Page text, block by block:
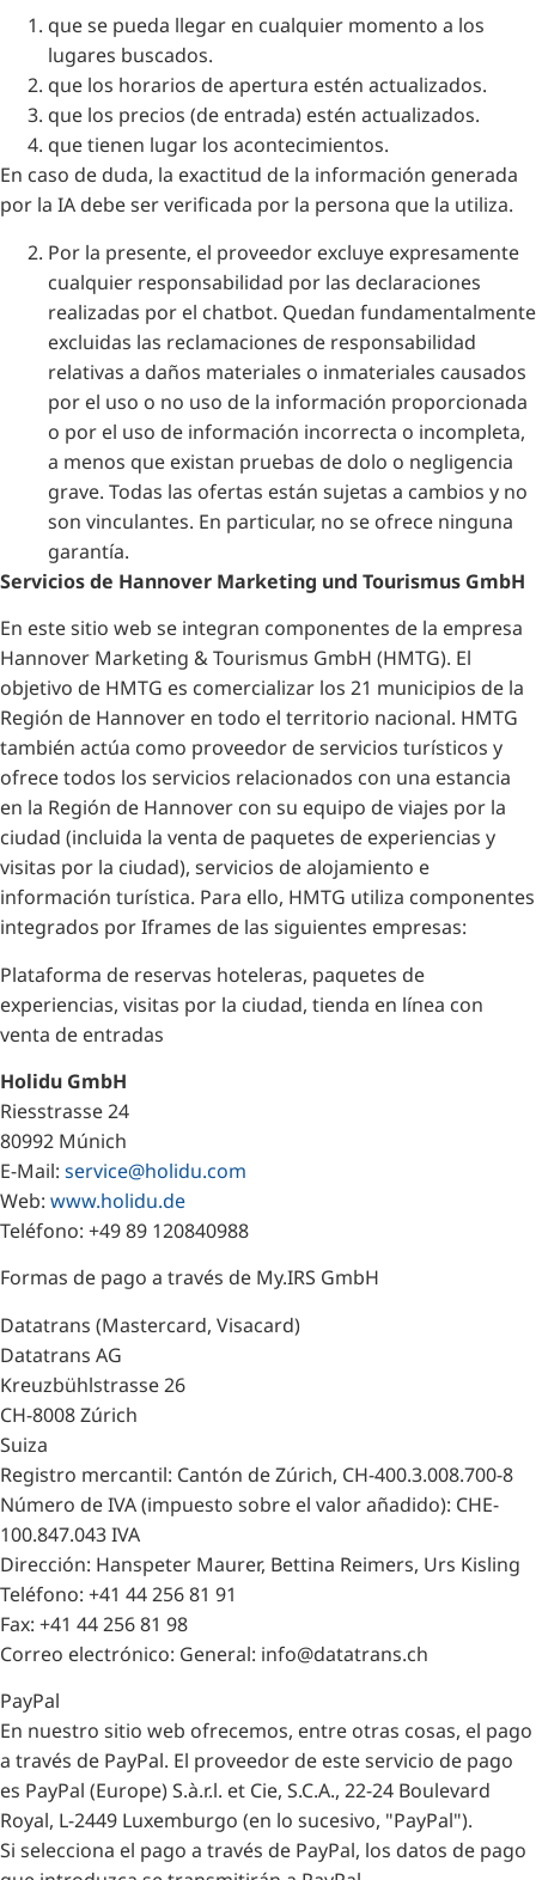
que se pueda llegar en cualquier momento a los
lugares buscados.
que los horarios de apertura estén actualizados.
que los precios (de entrada) estén actualizados.
que tienen lugar los acontecimientos.
En caso de duda, la exactitud de la información generada
por la IA debe ser verificada por la persona que la utiliza.
Por la presente, el proveedor excluye expresamente
cualquier responsabilidad por las declaraciones
realizadas por el chatbot. Quedan fundamentalmente
excluidas las reclamaciones de responsabilidad
relativas a daños materiales o inmateriales causados
por el uso o no uso de la información proporcionada
o por el uso de información incorrecta o incompleta,
a menos que existan pruebas de dolo o negligencia
grave. Todas las ofertas están sujetas a cambios y no
son vinculantes. En particular, no se ofrece ninguna
garantía.
Servicios de Hannover Marketing und Tourismus GmbH
En este sitio web se integran componentes de la empresa
Hannover Marketing & Tourismus GmbH (HMTG). El
objetivo de HMTG es comercializar los 21 municipios de la
Región de Hannover en todo el territorio nacional. HMTG
también actúa como proveedor de servicios turísticos y
ofrece todos los servicios relacionados con una estancia
en la Región de Hannover con su equipo de viajes por la
ciudad (incluida la venta de paquetes de experiencias y
visitas por la ciudad), servicios de alojamiento e
información turística. Para ello, HMTG utiliza componentes
integrados por Iframes de las siguientes empresas:
Plataforma de reservas hoteleras, paquetes de
experiencias, visitas por la ciudad, tienda en línea con
venta de entradas
Holidu GmbH
Riesstrasse 24
80992 Múnich
E-Mail: service@holidu.com
Web: www.holidu.de
Teléfono: +49 89 120840988
Formas de pago a través de My.IRS GmbH
Datatrans (Mastercard, Visacard)
Datatrans AG
Kreuzbühlstrasse 26
CH-8008 Zúrich
Suiza
Registro mercantil: Cantón de Zúrich, CH-400.3.008.700-8
Número de IVA (impuesto sobre el valor añadido): CHE-
100.847.043 IVA
Dirección: Hanspeter Maurer, Bettina Reimers, Urs Kisling
Teléfono: +41 44 256 81 91
Fax: +41 44 256 81 98
Correo electrónico: General: info@datatrans.ch
PayPal
En nuestro sitio web ofrecemos, entre otras cosas, el pago
a través de PayPal. El proveedor de este servicio de pago
es PayPal (Europe) S.à.r.l. et Cie, S.C.A., 22-24 Boulevard
Royal, L-2449 Luxemburgo (en lo sucesivo, "PayPal").
Si selecciona el pago a través de PayPal, los datos de pago